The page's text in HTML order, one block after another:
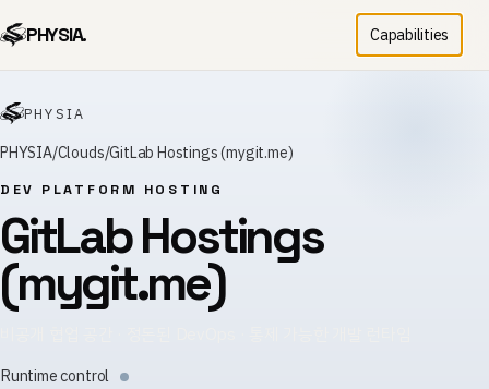
PHYSIA. Capabilities
PHYSIA
PHYSIA Clouds GitLab Hostings (mygit.me)
DEV PLATFORM HOSTING
GitLab Hostings
(mygit.me)
Runtime control